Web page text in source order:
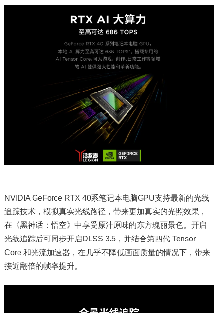
NVIDIA GeForce RTX 40系笔记本电脑GPU支持最新的光线
追踪技术，模拟真实光线路径，带来更加真实的光照效果，
在《黑神话：悟空》中享受原汁原味的东方瑰丽景色。开启
光线追踪后可同步开启DLSS 3.5，并结合第四代 Tensor
Core 和光流加速器，在几乎不降低画面质量的情况下，带来
接近翻倍的帧率提升。